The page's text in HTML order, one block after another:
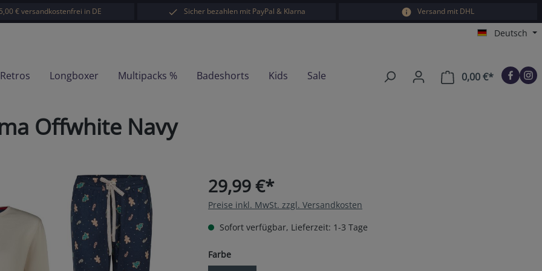
€ versandkostenfrei in DE Sicher bezahlen mit PayPal & Klarna Versand mit DHL
Deutsch
Longboxer Multipacks % Badeshorts Kids Sale 0,00 €*Warenkorb
Offwhite Navy
29,99 €*
Preise inkl. MwSt. zzgl. Versandkosten
Sofort verfügbar, Lieferzeit: 1-3 Tage
Farbeauswählen